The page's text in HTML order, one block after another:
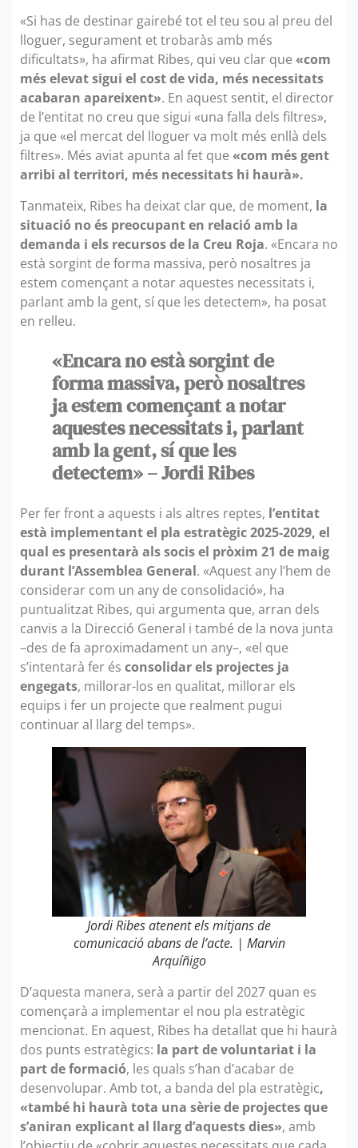
«Si has de destinar gairebé tot el teu sou al preu del
lloguer, segurament et trobaràs amb més
dificultats», ha afirmat Ribes, qui veu clar que «com
més elevat sigui el cost de vida, més necessitats
acabaran apareixent». En aquest sentit, el director
de l’entitat no creu que sigui «una falla dels filtres»,
ja que «el mercat del lloguer va molt més enllà dels
filtres». Més aviat apunta al fet que «com més gent
arribi al territori, més necessitats hi haurà».
Tanmateix, Ribes ha deixat clar que, de moment, la
situació no és preocupant en relació amb la
demanda i els recursos de la Creu Roja. «Encara no
està sorgint de forma massiva, però nosaltres ja
estem començant a notar aquestes necessitats i,
parlant amb la gent, sí que les detectem», ha posat
en relleu.
«Encara no està sorgint de
forma massiva, però nosaltres
ja estem començant a notar
aquestes necessitats i, parlant
amb la gent, sí que les
detectem» – Jordi Ribes
Per fer front a aquests i als altres reptes, l’entitat
està implementant el pla estratègic 2025-2029, el
qual es presentarà als socis el pròxim 21 de maig
durant l’Assemblea General. «Aquest any l’hem de
considerar com un any de consolidació», ha
puntualitzat Ribes, qui argumenta que, arran dels
canvis a la Direcció General i també de la nova junta
–des de fa aproximadament un any–, «el que
s’intentarà fer és consolidar els projectes ja
engegats, millorar-los en qualitat, millorar els
equips i fer un projecte que realment pugui
continuar al llarg del temps».
Jordi Ribes atenent els mitjans de
comunicació abans de l’acte. | Marvin
Arquíñigo
D’aquesta manera, serà a partir del 2027 quan es
començarà a implementar el nou pla estratègic
mencionat. En aquest, Ribes ha detallat que hi haurà
dos punts estratègics: la part de voluntariat i la
part de formació, les quals s’han d’acabar de
desenvolupar. Amb tot, a banda del pla estratègic,
«també hi haurà tota una sèrie de projectes que
s’aniran explicant al llarg d’aquests dies», amb